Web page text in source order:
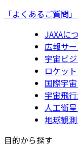
「よくあるご質問」
JAXAに
広報サ
宇宙ビ
ロケッ
国際宇
宇宙飛
人工衛
地球観
目的から探す